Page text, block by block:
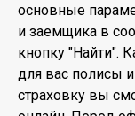
основные
и заемщика в
кнопку "Найти".
для вас полисы
страховку вы